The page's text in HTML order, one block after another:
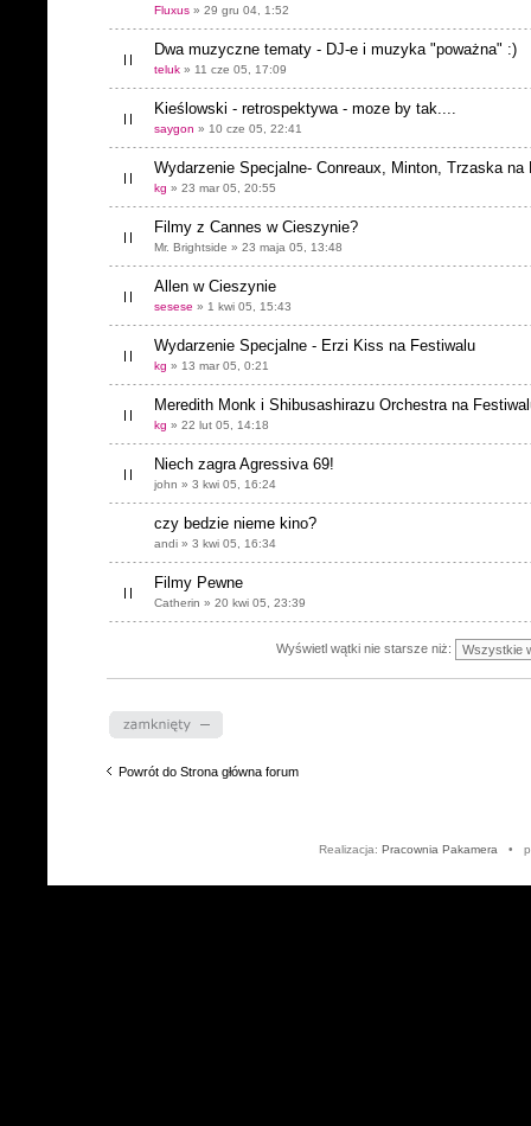
Fluxus » 29 gru 04, 1:52
Dwa muzyczne tematy - DJ-e i muzyka "poważna" :)
teluk » 11 cze 05, 17:09
Kieślowski - retrospektywa - moze by tak....
saygon » 10 cze 05, 22:41
Wydarzenie Specjalne- Conreaux, Minton, Trzaska na
kg » 23 mar 05, 20:55
Filmy z Cannes w Cieszynie?
Mr. Brightside » 23 maja 05, 13:48
Allen w Cieszynie
sesese » 1 kwi 05, 15:43
Wydarzenie Specjalne - Erzi Kiss na Festiwalu
kg » 13 mar 05, 0:21
Meredith Monk i Shibusashirazu Orchestra na
kg » 22 lut 05, 14:18
Niech zagra Agressiva 69!
john » 3 kwi 05, 16:24
czy bedzie nieme kino?
andi » 3 kwi 05, 16:34
Filmy Pewne
Catherin » 20 kwi 05, 23:39
Wyświetl wątki nie starsze niż:
Dział zablokowany
Powrót do Strona główna forum
Realizacja: Pracownia Pakamera •